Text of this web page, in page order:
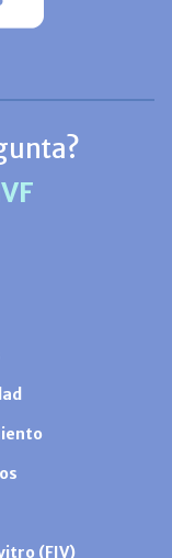
(FIV)